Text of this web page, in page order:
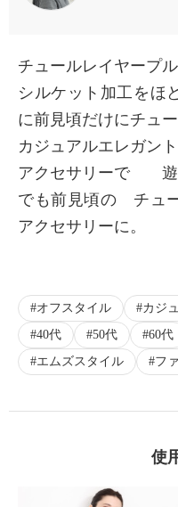
チュールレイヤープ
シルケット加工をほ
に前見頃だけにチュ
カジュアルエレガン
アクセサリーで 遊
でも前見頃の チュ
アクセサリーに。
オフスタイル カジ
40代
50代 60代
エムズスタイル
フ
使